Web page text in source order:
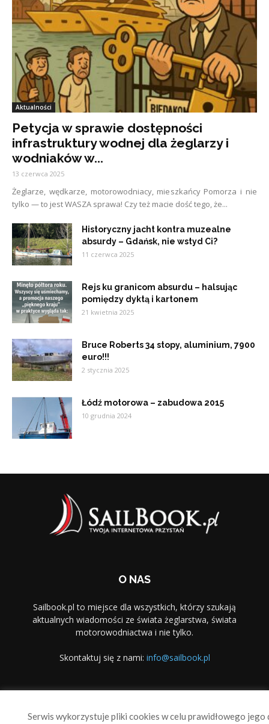
Aktualności
Petycja w sprawie dostępności
infrastruktury wodnej dla żeglarzy i
wodniaków w...
13 czerwca 2025
Żeglarze, wędkarze, motorowodniacy, mieszkańcy Pomorza i nie
tylko — to jest WASZA sprawa! Czy też macie dość tego, że...
Historyczny jacht kontra muzealne
absurdy – Gdańsk, nie wstyd Ci?
11 czerwca 2025
Rejs ku granicom absurdu – halsując
pomiędzy dyktą i kartonem
21 kwietnia 2025
Bruce Roberts 34 stopy, aluminium, 7900
euro!!!
2 stycznia 2025
Łódź motorowa – zabudowa 2015
10 grudnia 2024
O NAS
Sailbook.pl to miejsce dla wszystkich, którzy szukają
aktualnych wiadomości ze świata żeglarstwa, świata
motorowodniactwa i nie tylko.
Skontaktuj się z nami: info@sailbook.pl
Serwis wykorzystuje pliki cookies w celu prawidłowego